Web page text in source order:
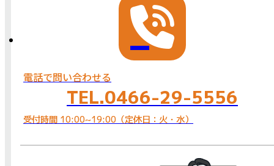
電話で問い合わせる
TEL.0466-29-5556
受付時間 10:00~19:00（定休日：火・水）